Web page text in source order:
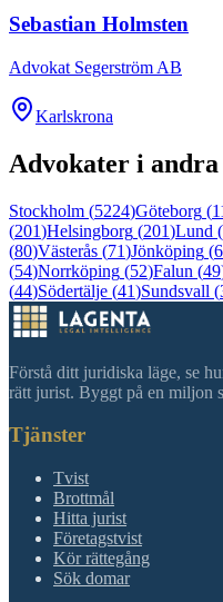
Sebastian Holmsten
Advokat Segerström AB
Karlskrona
Advokater i andra
Stockholm (5224)Göteborg (
(201)Helsingborg (201)Lund (
(80)Västerås (71)Jönköping (
(54)Norrköping (52)Falun (49
(44)Södertälje (41)Sundsvall (
Förstå ditt juridiska läge, se
rätt jurist. Byggt på en miljon
Tjänster
Tvist
Brottmål
Hitta jurist
Företagstvist
Kör rättegång
Sök domar